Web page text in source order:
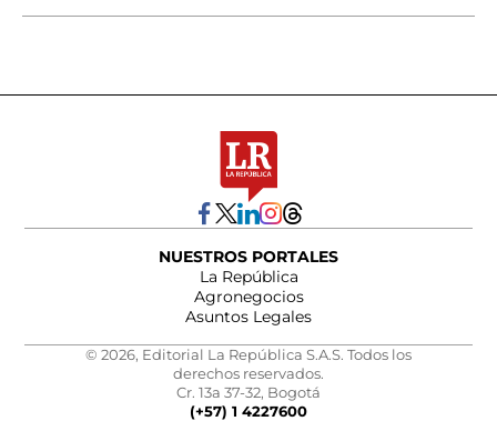
NUESTROS PORTALES
La República
Agronegocios
Asuntos Legales
© 2026, Editorial La República S.A.S. Todos los
derechos reservados.
Cr. 13a 37-32, Bogotá
(+57) 1 4227600